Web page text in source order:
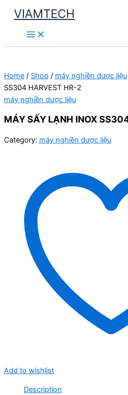
Skip
content
VIAMTECH
Main
Menu
Home / Shop / máy nghiền dược liệu
SS304 HARVEST HR-2
máy nghiền dược liệu
MÁY SẤY LẠNH INOX
Category: máy nghiền dược liệu
Add to wishlist
Description